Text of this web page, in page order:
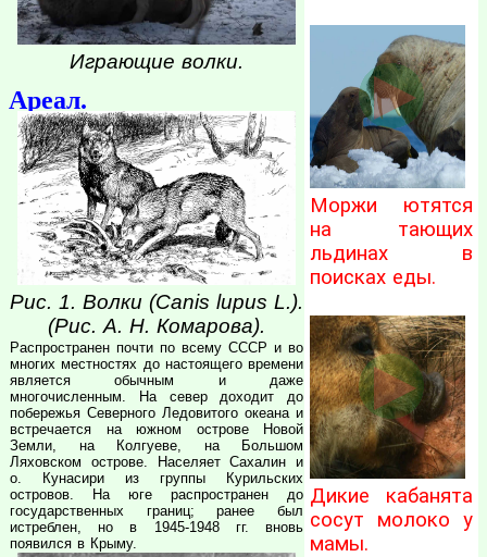
Играющие волки.
Ареал.
Рис. 1. Волки (Canis lupus L.).
(Рис. A. H. Комарова).
Распространен почти по всему СССР и во
многих местностях до настоящего времени
является обычным и даже
многочисленным. На север доходит до
побережья Северного Ледовитого океана и
встречается на южном острове Новой
Земли, на Колгуеве, на Большом
Ляховском острове. Населяет Сахалин и
о. Кунасири из группы Курильских
островов. На юге распространен до
государственных границ; ранее был
истреблен, но в 1945-1948 гг. вновь
появился в Крыму.
Моржи ютятся
на тающих
льдинах в
поисках еды.
Дикие кабанята
сосут молоко у
мамы.